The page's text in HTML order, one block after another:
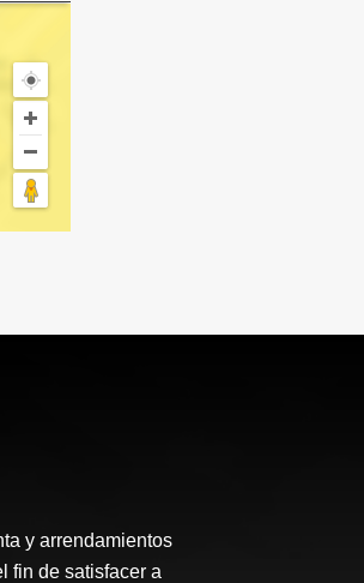
y arrendamientos
fin de satisfacer a